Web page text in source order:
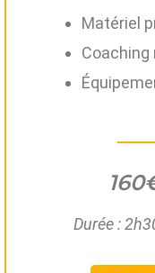
Matériel
Coaching
Durée :